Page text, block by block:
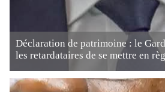
Déclaration de patrimoine : le
les retardataires de se mettre en